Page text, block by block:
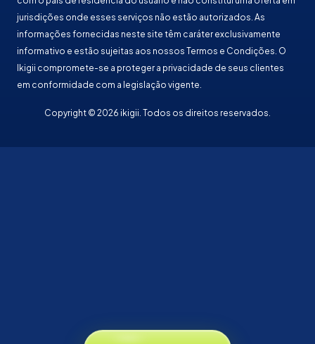
jurisdições onde esses serviços não estão autorizados. As
informações fornecidas neste site têm caráter exclusivamente
informativo e estão sujeitas aos nossos Termos e Condições. O
Ikigii compromete-se a proteger a privacidade de seus clientes
em conformidade com a legislação vigente.
Copyright © 2026 ikigii. Todos os direitos reservados.